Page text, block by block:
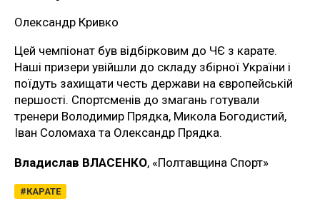
Олександр Кривко
Цей чемпіонат був відбірковим до ЧЄ з карате.
Наші призери увійшли до складу збірної України і
поїдуть захищати честь держави на європейській
першості. Спортсменів до змагань готували
тренери Володимир Прядка, Микола Богодистий,
Іван Соломаха та Олександр Прядка.
Владислав ВЛАСЕНКО, «Полтавщина Спорт»
КАРАТЕ